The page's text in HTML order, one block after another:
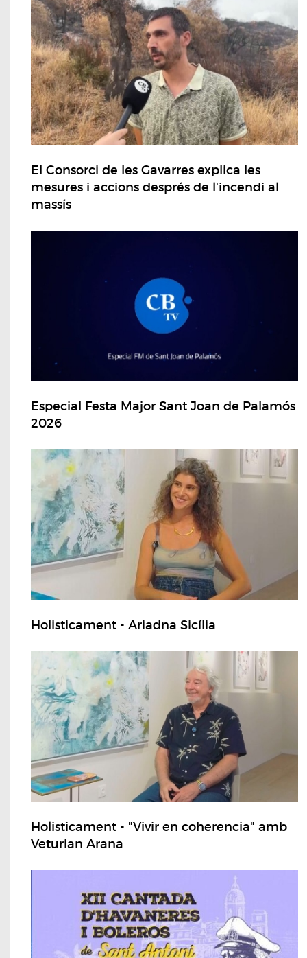
El Consorci de les Gavarres explica les
mesures i accions després de l'incendi al
massís
Especial Festa Major Sant Joan de Palamós
2026
Holisticament - Ariadna Sicília
Holisticament - "Vivir en coherencia" amb
Veturian Arana